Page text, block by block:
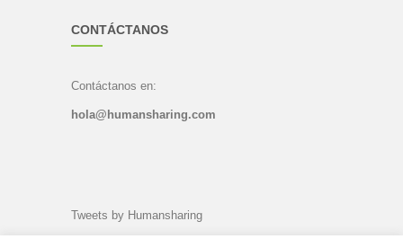
CONTÁCTANOS
Contáctanos en:
hola@humansharing.com
Tweets by Humansharing